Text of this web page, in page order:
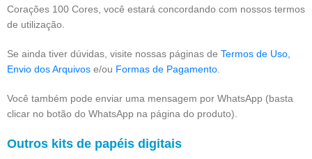
Corações 100 Cores, você estará concordando com nossos termos
de utilização.
Se ainda tiver dúvidas, visite nossas páginas de Termos de Uso,
Envio dos Arquivos e/ou Formas de Pagamento
Você também pode enviar uma mensagem por WhatsApp (basta
clicar no botão do WhatsApp na página do produto).
Outros kits de papéis digitais